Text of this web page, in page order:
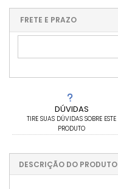
DÚVIDAS
TIRE SUAS DÚVIDAS SOBRE ESTE
PRODUTO
...
FRETE E PRAZO
DESCRIÇÃO DO PRODUTO